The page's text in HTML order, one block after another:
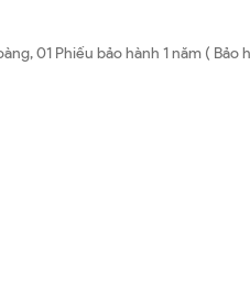
01 Phiếu bảo hành 1 năm (